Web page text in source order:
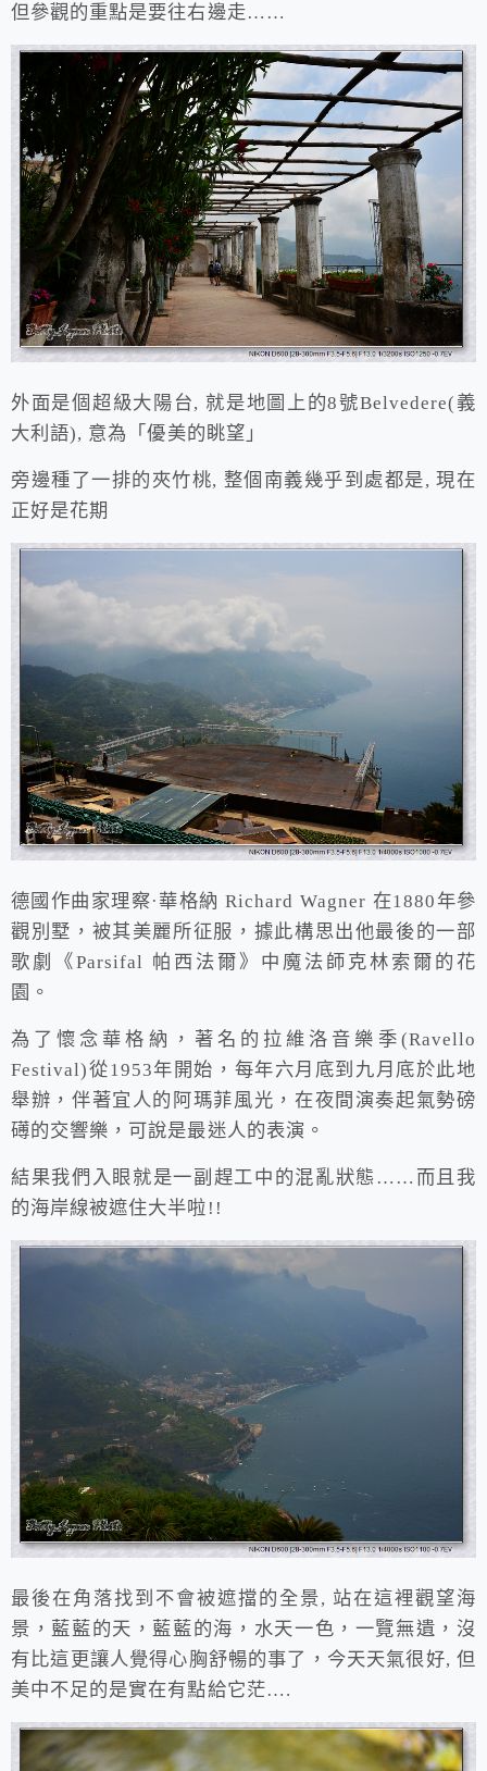
但參觀的重點是要往右邊走……
外面是個超級大陽台, 就是地圖上的8號Belvedere(義
大利語), 意為「優美的眺望」
旁邊種了一排的夾竹桃, 整個南義幾乎到處都是, 現在
正好是花期
德國作曲家理察·華格納 Richard Wagner 在1880年參
觀別墅，被其美麗所征服，據此構思出他最後的一部
歌劇《Parsifal 帕西法爾》中魔法師克林索爾的花
園。
為了懷念華格納，著名的拉維洛音樂季(Ravello
Festival)從1953年開始，每年六月底到九月底於此地
舉辦，伴著宜人的阿瑪菲風光，在夜間演奏起氣勢磅
礡的交響樂，可說是最迷人的表演。
結果我們入眼就是一副趕工中的混亂狀態……而且我
的海岸線被遮住大半啦!!
最後在角落找到不會被遮擋的全景, 站在這裡觀望海
景，藍藍的天，藍藍的海，水天一色，一覽無遺，沒
有比這更讓人覺得心胸舒暢的事了，今天天氣很好, 但
美中不足的是實在有點給它茫….